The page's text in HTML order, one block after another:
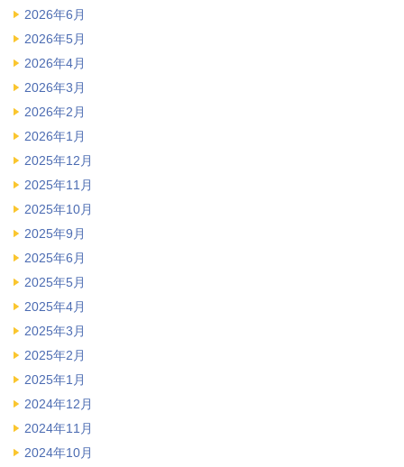
2026年6月
2026年5月
2026年4月
2026年3月
2026年2月
2026年1月
2025年12月
2025年11月
2025年10月
2025年9月
2025年6月
2025年5月
2025年4月
2025年3月
2025年2月
2025年1月
2024年12月
2024年11月
2024年10月